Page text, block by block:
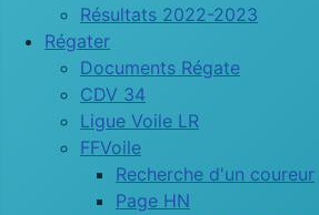
Résultats 2022-2023
Régater
Documents Régate
CDV 34
Ligue Voile LR
FFVoile
Recherche d'un coureur
Page HN